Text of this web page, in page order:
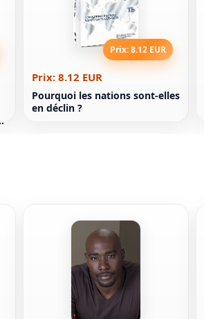
Prix: 8.12 EUR
Prix: 8.12 EUR
Pourquoi les nations sont-elles
en déclin ?